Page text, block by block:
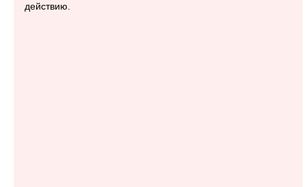
действию.